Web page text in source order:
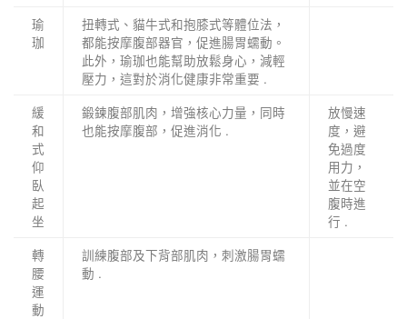
瑜
珈
扭轉式、貓牛式和抱膝式等體位法，
都能按摩腹部器官，促進腸胃蠕動。
此外，瑜珈也能幫助放鬆身心，減輕
壓力，這對於消化健康非常重要 .
緩
和
式
仰
臥
起
坐
鍛鍊腹部肌肉，增強核心力量，同時
也能按摩腹部，促進消化 .
放慢速
度，避
免過度
用力，
並在空
腹時進
行 .
轉
腰
運
動
訓練腹部及下背部肌肉，刺激腸胃蠕
動 .